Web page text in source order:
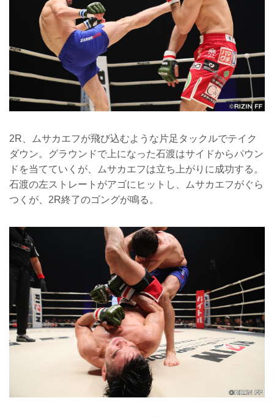
2R、ムサカエフが飛び込むような片足タックルでテイク
ダウン。グラウンドで上になった石渡はサイドからパウン
ドを当てていくが、ムサカエフは立ち上がりに成功する。
石渡の左ストレートがアゴにヒットし、ムサカエフがぐら
つくが、2R終了のゴングが鳴る。